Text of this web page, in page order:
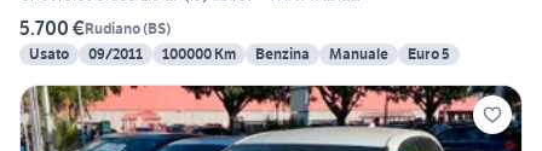
5.700 €Rudiano(BS)
Usato
09/2011 100000 Km Benzina Manuale Euro 5